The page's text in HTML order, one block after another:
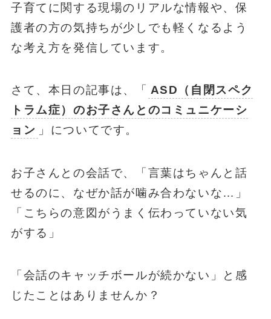
子育てに関する現場のリアルな情報や、保
護者の方の気持ちが少しでも軽くなるよう
な考え方を発信しています。
さて、本日の記事は、「
ASD（自閉スペク
トラム症）のお子さんとのコミュニケーシ
ョン
」についてです。
お子さんとの会話で、「言葉はちゃんと話
せるのに、なぜか話が噛み合わないな…」
「こちらの意図がうまく伝わっていない気
がする」
「会話のキャッチボールが続かない」と感
じたことはありませんか？